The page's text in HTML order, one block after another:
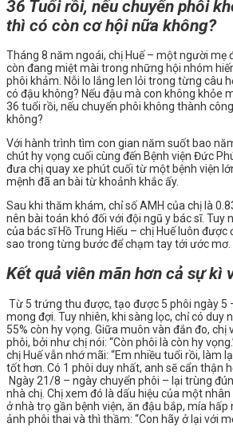
36 Tuổi rồi, nếu chuyển phôi
thì có còn cơ hội nữa không?
Tháng 8 năm ngoái, chị Huế – một người mẹ
còn đang miệt mài trong những hội nhóm
phôi khảm. Nỗi lo lắng len lỏi trong từng câu
có đậu không? Nếu đậu mà con không khỏe
36 tuổi rồi, nếu chuyển phôi không thành
không?
Với hành trình tìm con gian năm suốt bao
chút hy vọng cuối cùng đến Bệnh viện Đức
đưa chị quay xe phút cuối từ một bệnh viện
mệnh đã an bài từ khoảnh khắc ấy.
Sau khi thăm khám, chỉ số AMH của chị là
nên bài toán khó đối với đội ngũ y bác sĩ. Tuy
của bác sĩ Hồ Trung Hiếu – chị Huế luôn
sao trong từng bước để chạm tay tới ước mơ.
Kết quả viên mãn hơn cả sự kì
Từ 5 trứng thu được, tạo được 5 phôi ngày 5
mong đợi. Tuy nhiên, khi sàng lọc, chỉ có duy
55% còn hy vọng. Giữa muôn vàn đắn đo, chị
phôi, bởi như chị nói: “Còn phôi là còn hy
chị Huế vẫn nhớ mãi: “Em nhiều tuổi rồi, làm
tốt hơn. Có 1 phôi duy nhất, anh sẽ cẩn thận
Ngày 21/8 – ngày chuyển phôi – lại trùng
nhà chị. Chị xem đó là dấu hiệu của một
ở nhà trọ gần bệnh viện, ăn đậu bắp, mía hấp
ảnh phôi thai và thì thầm: “Con hãy ở lại với